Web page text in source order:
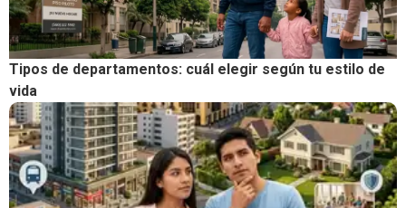
Tipos de departamentos: cuál elegir según tu estilo de
vida